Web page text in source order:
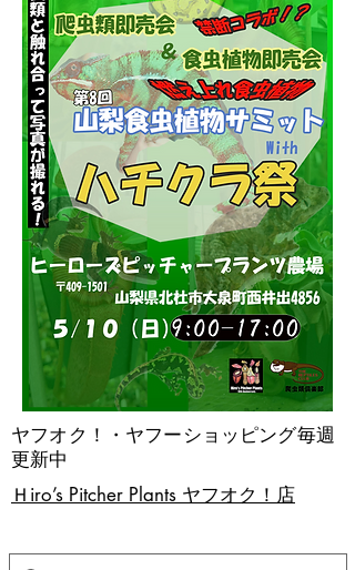
​Ｈiro’s Pitcher Plants ヤフオク！店
ヤフオク！・ヤフーショッピング毎週
更新中